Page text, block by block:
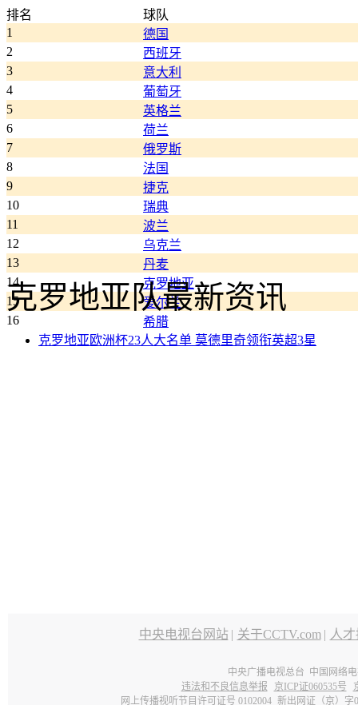
排名
球队
1
德国
2
西班牙
3
意大利
4
葡萄牙
5
英格兰
6
荷兰
7
俄罗斯
8
法国
9
捷克
10
瑞典
11
波兰
12
乌克兰
13
丹麦
14
克罗地亚
15
爱尔兰
16
希腊
克罗地亚队最新资讯
克罗地亚欧洲杯23人大名单 莫德里奇领衔英超3星
中央电视台网站 | 关于CCTV.com | 人
中央广播电视总台 中国网络
违法和不良信息举报
京ICP证060535号
网上传播视听节目许可证号 0102004 新出网证（京）